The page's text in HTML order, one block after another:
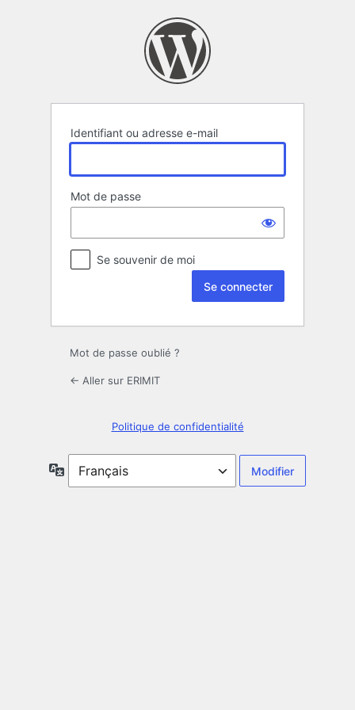
Identifiant ou adresse e-mail
Mot de passe
Se souvenir de moi
Mot de passe oublié ?
← Aller sur ERIMIT
Politique de confidentialité
Langue